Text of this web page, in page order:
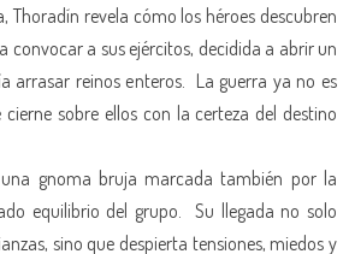
Thoradín revela cómo los héroes descubren
convocar a sus ejércitos, decidida a abrir un
arrasar reinos enteros. ​ La guerra ya no es
sobre ellos con la certeza del destino
gnoma bruja marcada también por la
equilibrio del grupo. ​ Su llegada no solo
sino que despierta tensiones, miedos y